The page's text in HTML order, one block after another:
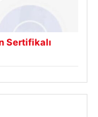
Sertifikalı